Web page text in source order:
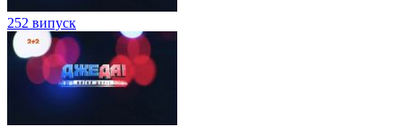
252 випуск